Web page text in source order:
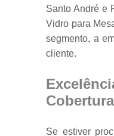
Santo André e
Vidro para
segmento, a
cliente.
Se estiver